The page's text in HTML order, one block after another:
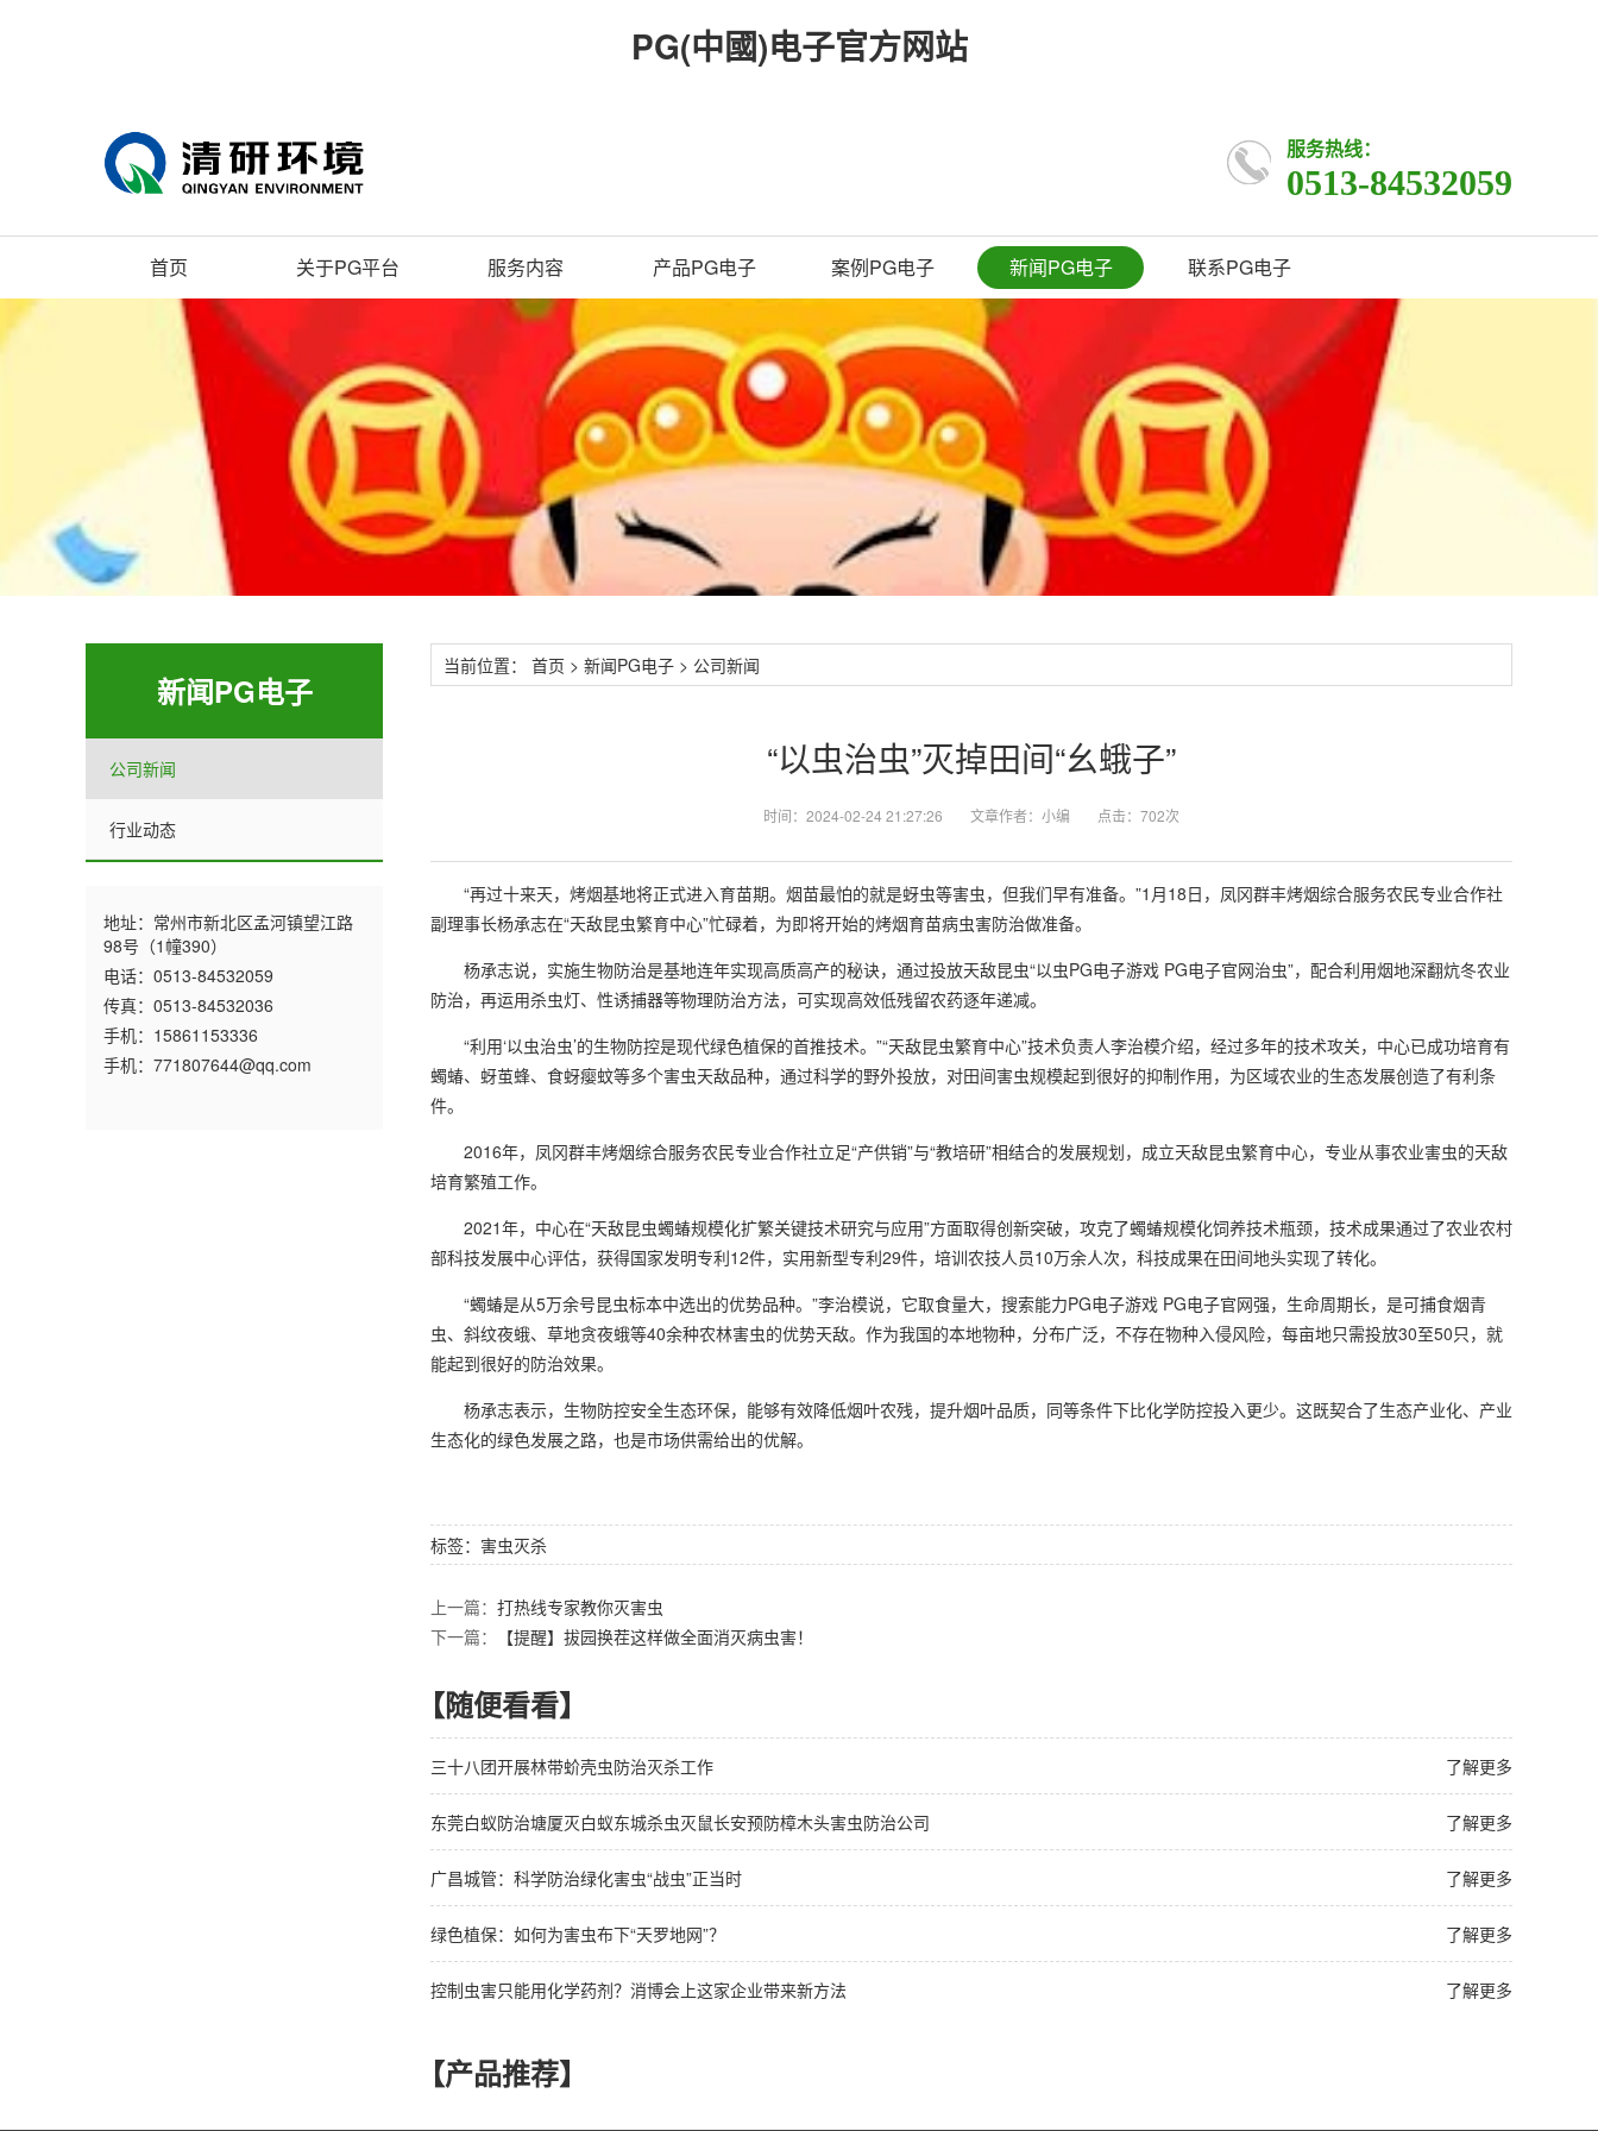
PG(中國)电子官方网站
服务热线：
0513-84532059
首页 关于PG平台 服务内容 产品PG电子 案例PG电子 新闻PG电子 联系PG电子
新闻PG电子
公司新闻
行业动态
地址：常州市新北区孟河镇望江路
98号（1幢390）
电话：0513-84532059
传真：0513-84532036
手机：15861153336
手机：771807644@qq.com
当前位置： 首页 > 新闻PG电子 > 公司新闻
“以虫治虫”灭掉田间“幺蛾子”
时间：2024-02-24 21:27:26 文章作者：小编 点击： 702次
“再过十来天，烤烟基地将正式进入育苗期。烟苗最怕的就是蚜虫等害虫，但我们早有准备。”1月18日，凤冈群丰烤烟综合服务农民专业合作社
副理事长杨承志在“天敌昆虫繁育中心”忙碌着，为即将开始的烤烟育苗病虫害防治做准备。
杨承志说，实施生物防治是基地连年实现高质高产的秘诀，通过投放天敌昆虫“以虫PG电子游戏 PG电子官网治虫”，配合利用烟地深翻炕冬农业
防治，再运用杀虫灯、性诱捕器等物理防治方法，可实现高效低残留农药逐年递减。
“利用‘以虫治虫’的生物防控是现代绿色植保的首推技术。”“天敌昆虫繁育中心”技术负责人李治模介绍，经过多年的技术攻关，中心已成功培育有
蠋蝽、蚜茧蜂、食蚜瘿蚊等多个害虫天敌品种，通过科学的野外投放，对田间害虫规模起到很好的抑制作用，为区域农业的生态发展创造了有利条
件。
2016年，凤冈群丰烤烟综合服务农民专业合作社立足“产供销”与“教培研”相结合的发展规划，成立天敌昆虫繁育中心，专业从事农业害虫的天敌
培育繁殖工作。
2021年，中心在“天敌昆虫蠋蝽规模化扩繁关键技术研究与应用”方面取得创新突破，攻克了蠋蝽规模化饲养技术瓶颈，技术成果通过了农业农村
部科技发展中心评估，获得国家发明专利12件，实用新型专利29件，培训农技人员10万余人次，科技成果在田间地头实现了转化。
“蠋蝽是从5万余号昆虫标本中选出的优势品种。”李治模说，它取食量大，搜索能力PG电子游戏 PG电子官网强，生命周期长，是可捕食烟青
虫、斜纹夜蛾、草地贪夜蛾等40余种农林害虫的优势天敌。作为我国的本地物种，分布广泛，不存在物种入侵风险，每亩地只需投放30至50只，就
能起到很好的防治效果。
杨承志表示，生物防控安全生态环保，能够有效降低烟叶农残，提升烟叶品质，同等条件下比化学防控投入更少。这既契合了生态产业化、产业
生态化的绿色发展之路，也是市场供需给出的优解。
标签： 害虫灭杀
上一篇： 打热线专家教你灭害虫
下一篇：
【提醒】拔园换茬这样做全面消灭病虫害！
【随便看看】
了解更多
三十八团开展林带蚧壳虫防治灭杀工作
了解更多
东莞白蚁防治塘厦灭白蚁东城杀虫灭鼠长安预防樟木头害虫防治公司
了解更多
广昌城管：科学防治绿化害虫“战虫”正当时
了解更多
绿色植保：如何为害虫布下“天罗地网”？
了解更多
控制虫害只能用化学药剂？消博会上这家企业带来新方法
【产品推荐】